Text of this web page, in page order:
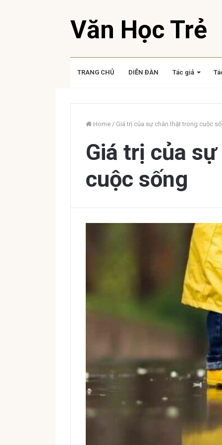
Văn Học Trẻ
TRANG CHỦ DIỄN ĐÀN Tác giả
Home / Giá trị của sự chân thật trong cuộc
Giá trị của
cuộc sống